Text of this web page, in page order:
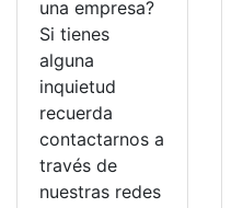
una empresa?
Si tienes
alguna
inquietud
recuerda
contactarnos a
través de
nuestras redes